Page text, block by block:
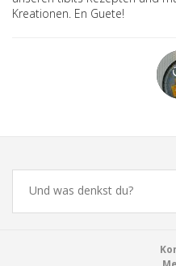
Kreationen. En Guete!